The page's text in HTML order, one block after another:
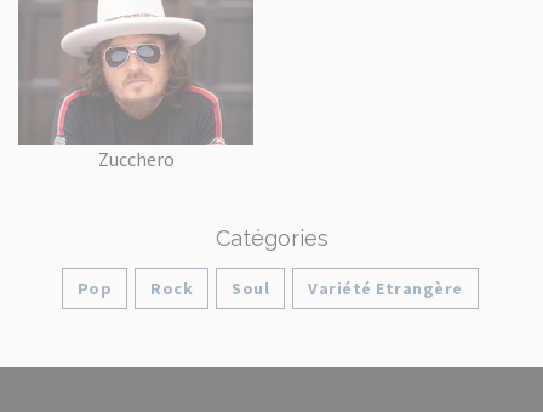
Zucchero
Catégories
Pop Rock Soul Variété Etrangère